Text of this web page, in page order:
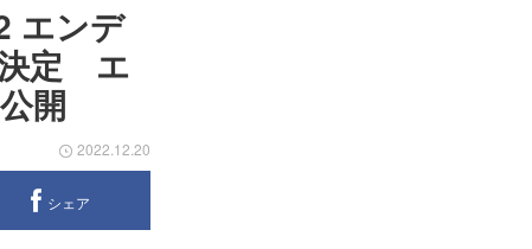
エンデ
決定 エ
開
2022.12.20
シェア